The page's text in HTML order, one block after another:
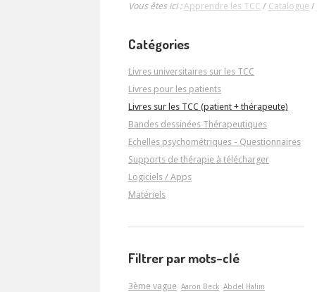
Vous êtes ici :Apprendre les TCC / Catalogue /
Catégories
Livres universitaires sur les TCC
Livres pour les patients
Livres sur les TCC (patient + thérapeute)
Bandes dessinées Thérapeutiques
Echelles psychométriques - Questionnaires
Supports de thérapie à télécharger
Logiciels / Apps
Matériels
Filtrer par mots-clé
3ème vague Aaron Beck Abdel Halim